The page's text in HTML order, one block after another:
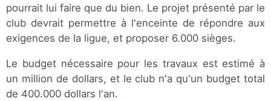
pourrait lui faire que du bien. Le projet présenté par le
club devrait permettre à l'enceinte de répondre aux
exigences de la ligue, et proposer 6.000 sièges.
Le budget nécessaire pour les travaux est estimé à
un million de dollars, et le club n'a qu'un budget total
de 400.000 dollars l'an.